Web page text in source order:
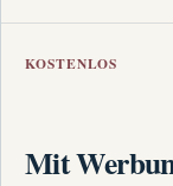
KOSTENLOS
Mit